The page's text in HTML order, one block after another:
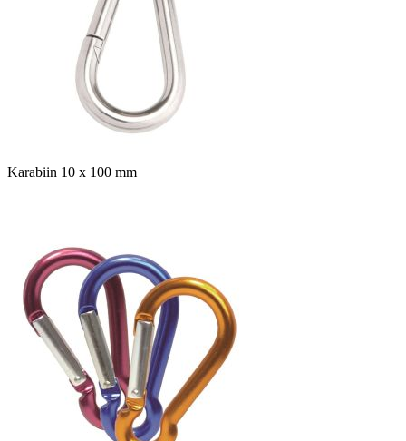
Karabiin 10 x 100 mm